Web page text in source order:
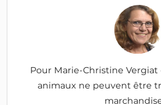
Pour Marie-Christine Vergiat
animaux ne peuvent être